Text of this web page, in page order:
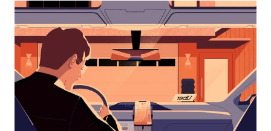
kalendář
vybrat
datum.
Stisknutím
klávesy
Esc
zavřeš
kalendář.